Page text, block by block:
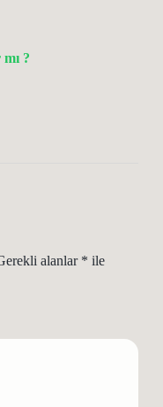
mı ?
alanlar * ile